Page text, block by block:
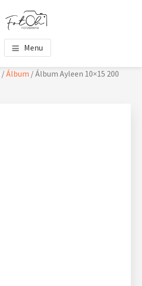
Menu
/Álbum /Álbum Ayleen 10×15 200